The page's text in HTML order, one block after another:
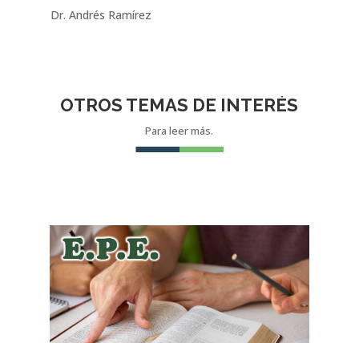
Dr. Andrés Ramírez
OTROS TEMAS DE INTERÉS
Para leer más.